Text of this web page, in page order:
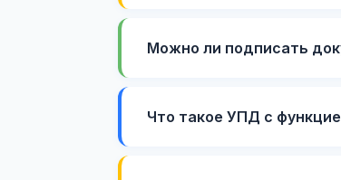
Можно ли подписать
Что такое УПД с